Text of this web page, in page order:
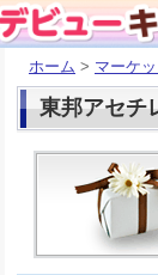
ホーム > マーケ
東邦アセチ